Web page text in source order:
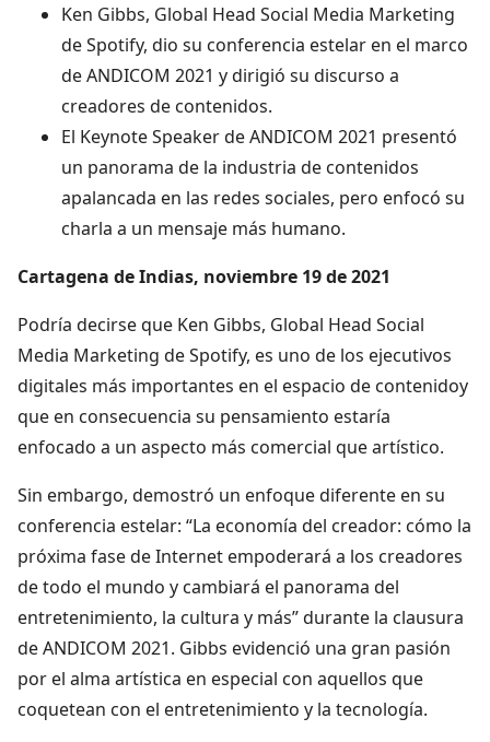
Ken Gibbs, Global Head Social Media Marketing
de Spotify, dio su conferencia estelar en el marco
de ANDICOM 2021 y dirigió su discurso a
creadores de contenidos.
El Keynote Speaker de ANDICOM 2021 presentó
un panorama de la industria de contenidos
apalancada en las redes sociales, pero enfocó su
charla a un mensaje más humano.
Cartagena de Indias, noviembre 19 de 2021
Podría decirse que Ken Gibbs, Global Head Social
Media Marketing de Spotify, es uno de los ejecutivos
digitales más importantes en el espacio de contenidoy
que en consecuencia su pensamiento estaría
enfocado a un aspecto más comercial que artístico.
Sin embargo, demostró un enfoque diferente en su
conferencia estelar: “La economía del creador: cómo la
próxima fase de Internet empoderará a los creadores
de todo el mundo y cambiará el panorama del
entretenimiento, la cultura y más” durante la clausura
de ANDICOM 2021. Gibbs evidenció una gran pasión
por el alma artística en especial con aquellos que
coquetean con el entretenimiento y la tecnología.